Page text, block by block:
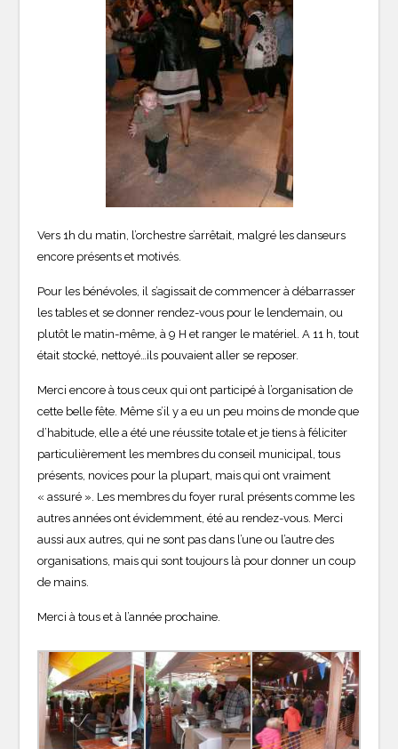
Vers 1h du matin, l’orchestre s’arrêtait, malgré les danseurs
encore présents et motivés.
Pour les bénévoles, il s’agissait de commencer à débarrasser
les tables et se donner rendez-vous pour le lendemain, ou
plutôt le matin-même, à 9 H et ranger le matériel. A 11 h, tout
était stocké, nettoyé…ils pouvaient aller se reposer.
Merci encore à tous ceux qui ont participé à l’organisation de
cette belle fête. Même s’il y a eu un peu moins de monde que
d’habitude, elle a été une réussite totale et je tiens à féliciter
particulièrement les membres du conseil municipal, tous
présents, novices pour la plupart, mais qui ont vraiment
« assuré ». Les membres du foyer rural présents comme les
autres années ont évidemment, été au rendez-vous. Merci
aussi aux autres, qui ne sont pas dans l’une ou l’autre des
organisations, mais qui sont toujours là pour donner un coup
de mains.
Merci à tous et à l’année prochaine.